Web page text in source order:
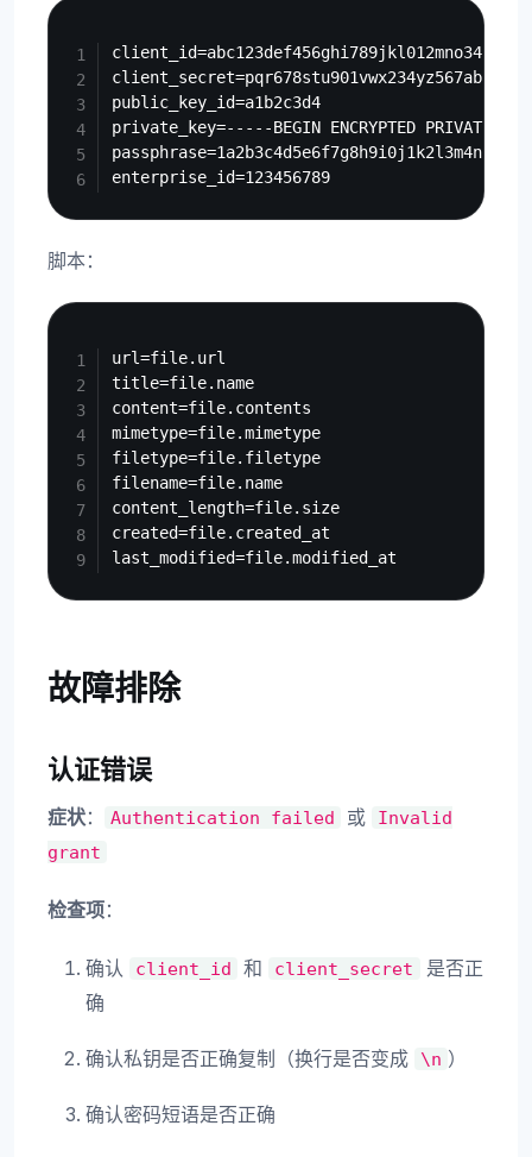
client_id=abc123def456ghi789jkl012mno345
client_secret=pqr678stu901vwx234yz567abc890
public_key_id=a1b2c3d4
private_key=-----BEGIN ENCRYPTED PRIVATE
passphrase=1a2b3c4d5e6f7g8h9i0j1k2l3m4n5o6p
脚本：
url=file.url
title=file.name
content=file.contents
mimetype=file.mimetype
filetype=file.filetype
filename=file.name
content_length=file.size
created=file.created_at
故障排除
认证错误
症状： Authentication failed 或
Invalid
grant
检查项：
确认 client_id 和 client_secret
是否正
确
确认私钥是否正确复制（换行是否变成 \n ）
确认密码短语是否正确